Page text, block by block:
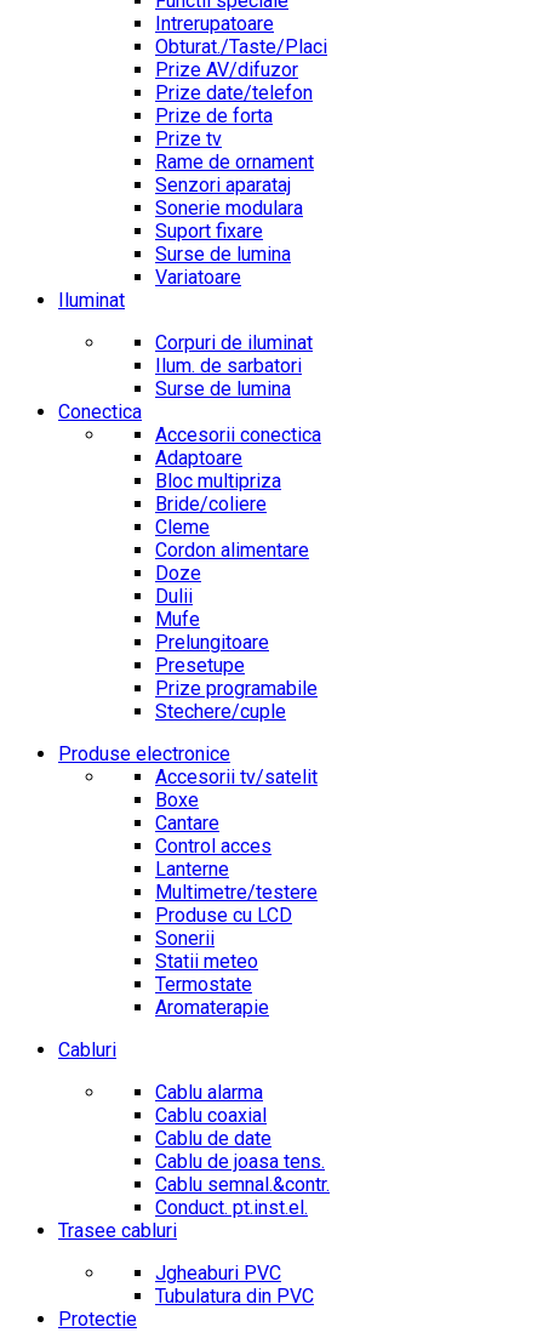
Intrerupatoare
Obturat./Taste/Placi
Prize AV/difuzor
Prize date/telefon
Prize de forta
Prize tv
Rame de ornament
Senzori aparataj
Sonerie modulara
Suport fixare
Surse de lumina
Variatoare
Iluminat
Corpuri de iluminat
Ilum. de sarbatori
Surse de lumina
Conectica
Accesorii conectica
Adaptoare
Bloc multipriza
Bride/coliere
Cleme
Cordon alimentare
Doze
Dulii
Mufe
Prelungitoare
Presetupe
Prize programabile
Stechere/cuple
Produse electronice
Accesorii tv/satelit
Boxe
Cantare
Control acces
Lanterne
Multimetre/testere
Produse cu LCD
Sonerii
Statii meteo
Termostate
Aromaterapie
Cabluri
Cablu alarma
Cablu coaxial
Cablu de date
Cablu de joasa tens.
Cablu semnal.&contr.
Conduct. pt.inst.el.
Trasee cabluri
Jgheaburi PVC
Tubulatura din PVC
Protectie